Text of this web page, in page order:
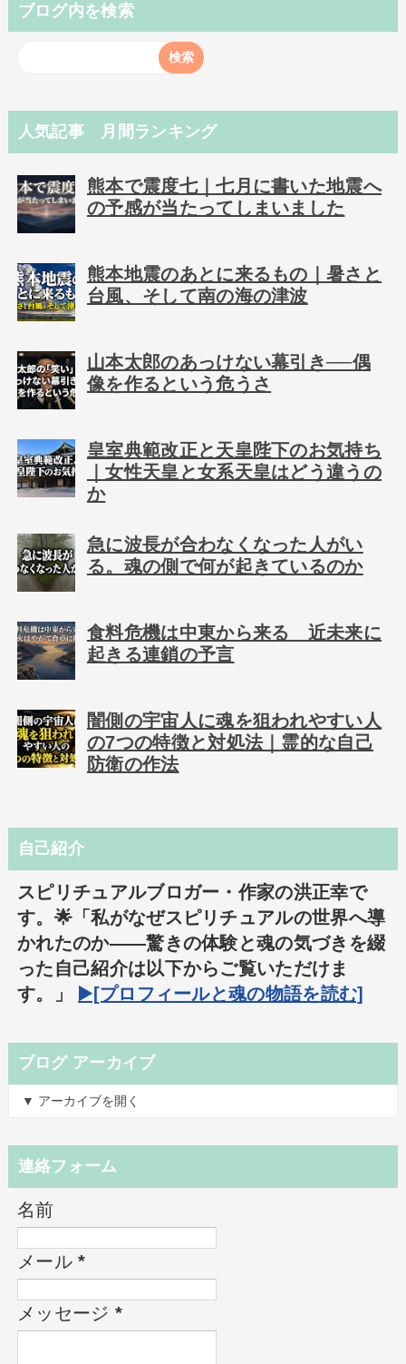
ブログ内を検索
人気記事 月間ランキング
熊本で震度七｜七月に書いた地震へ
の予感が当たってしまいました
熊本地震のあとに来るもの｜暑さと
台風、そして南の海の津波
山本太郎のあっけない幕引き──偶
像を作るという危うさ
皇室典範改正と天皇陛下のお気持ち
｜女性天皇と女系天皇はどう違うの
か
急に波長が合わなくなった人がい
る。魂の側で何が起きているのか
食料危機は中東から来る 近未来に
起きる連鎖の予言
闇側の宇宙人に魂を狙われやすい人
の7つの特徴と対処法｜霊的な自己
防衛の作法
自己紹介
スピリチュアルブロガー・作家の洪正幸で
す。🌟「私がなぜスピリチュアルの世界へ導
かれたのか――驚きの体験と魂の気づきを綴
った自己紹介は以下からご覧いただけま
す。」 ▶️[プロフィールと魂の物語を読む]
ブログ アーカイブ
▼ アーカイブを開く
連絡フォーム
名前
メール*
メッセージ *